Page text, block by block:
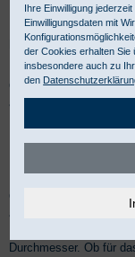
Kauf auf Rechnung
Rollhocker -
Ob Sie mit einem
ausstatten wollen, bei
Rollhocker mit
Rollhocker für
Ob Sie mit einem
ausstatten wollen, bei
Durchmesser. Ob für
Ihre Einwilligung
Einwilligungsdaten mit
der Cookies erhalten Sie
insbesondere auch zu
den